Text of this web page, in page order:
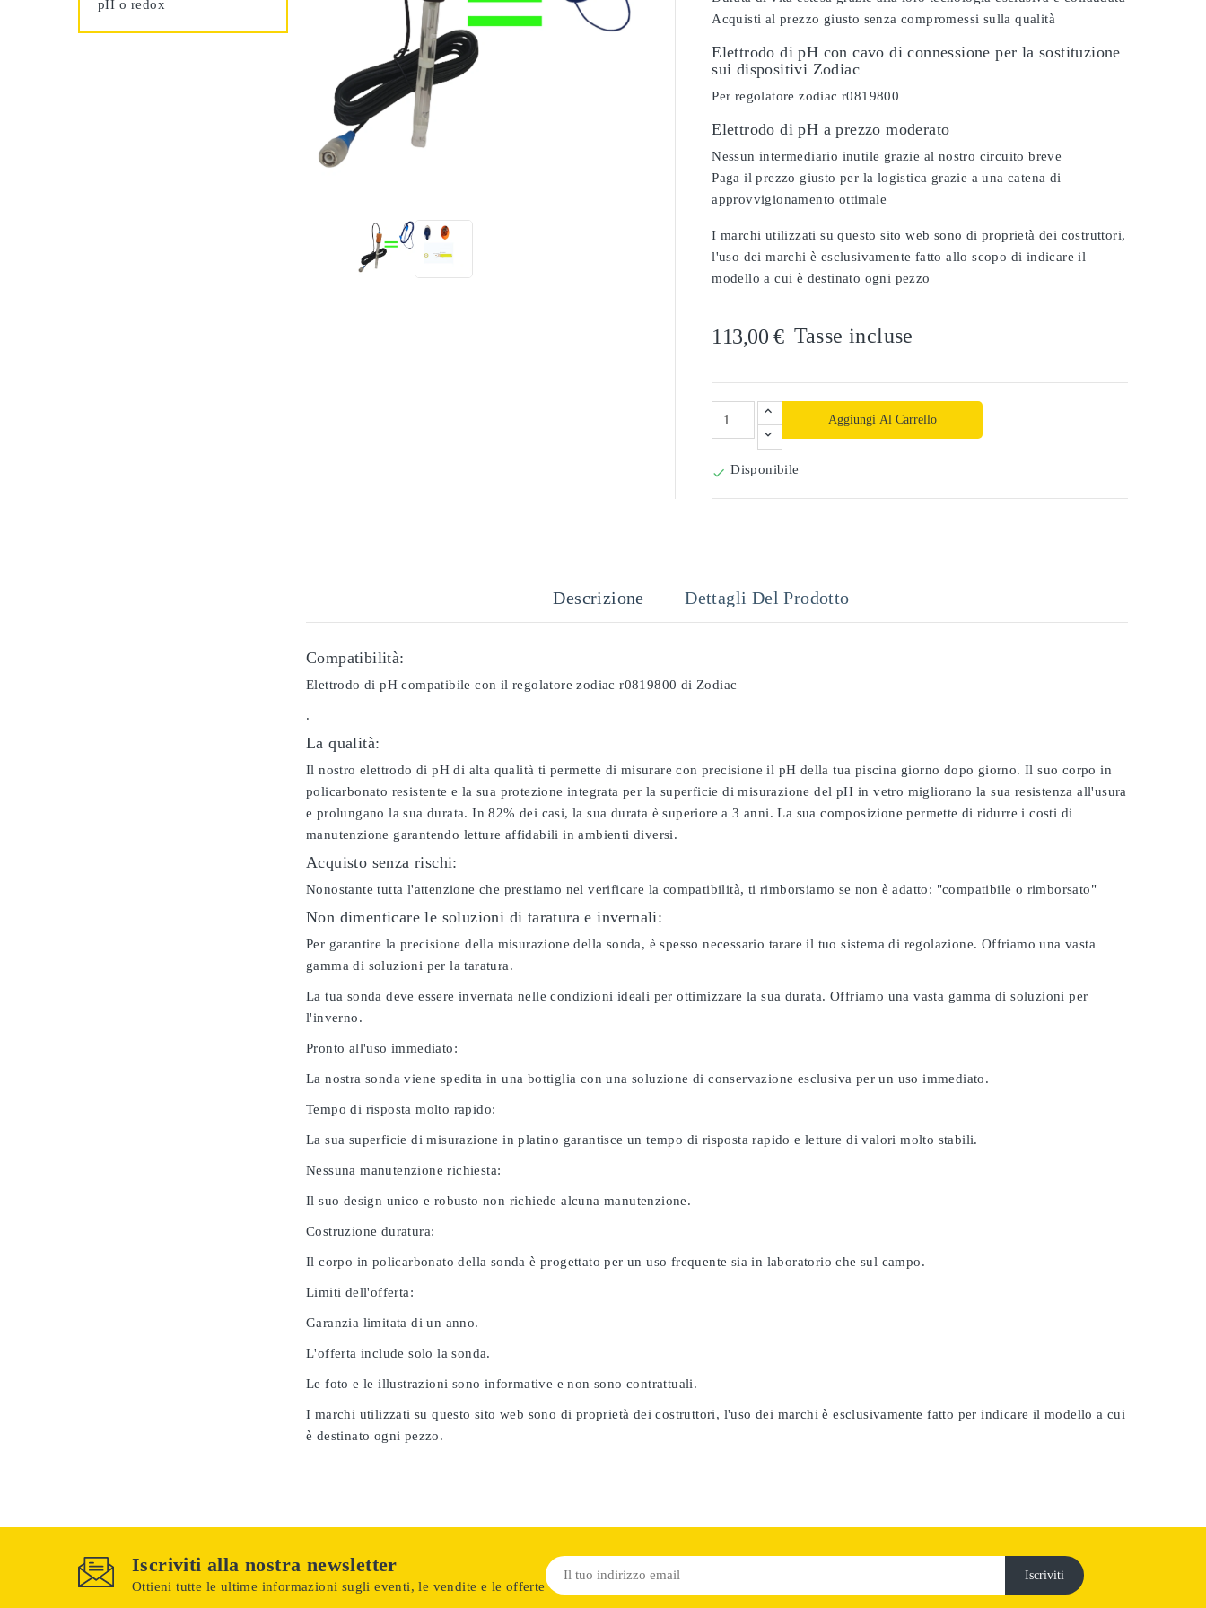
pH o redox
Acquisti al prezzo giusto senza compromessi sulla qualità
Elettrodo di pH con cavo di connessione per la sostituzione
sui dispositivi Zodiac
Per regolatore zodiac r0819800
Elettrodo di pH a prezzo moderato
Nessun intermediario inutile grazie al nostro circuito breve
Paga il prezzo giusto per la logistica grazie a una catena di
approvvigionamento ottimale
I marchi utilizzati su questo sito web sono di proprietà dei costruttori,
l'uso dei marchi è esclusivamente fatto allo scopo di indicare il
modello a cui è destinato ogni pezzo
113,00 € Tasse incluse
Aggiungi Al Carrello
 Disponibile
Descrizione Dettagli Del Prodotto
Compatibilità:
Elettrodo di pH compatibile con il regolatore zodiac r0819800 di Zodiac
.
La qualità:
Il nostro elettrodo di pH di alta qualità ti permette di misurare con precisione il pH della tua piscina giorno dopo giorno. Il suo corpo in
policarbonato resistente e la sua protezione integrata per la superficie di misurazione del pH in vetro migliorano la sua resistenza all'usura
e prolungano la sua durata. In 82% dei casi, la sua durata è superiore a 3 anni. La sua composizione permette di ridurre i costi di
manutenzione garantendo letture affidabili in ambienti diversi.
Acquisto senza rischi:
Nonostante tutta l'attenzione che prestiamo nel verificare la compatibilità, ti rimborsiamo se non è adatto: "compatibile o rimborsato"
Non dimenticare le soluzioni di taratura e invernali:
Per garantire la precisione della misurazione della sonda, è spesso necessario tarare il tuo sistema di regolazione. Offriamo una vasta
gamma di soluzioni per la taratura.
La tua sonda deve essere invernata nelle condizioni ideali per ottimizzare la sua durata. Offriamo una vasta gamma di soluzioni per
l'inverno.
Pronto all'uso immediato:
La nostra sonda viene spedita in una bottiglia con una soluzione di conservazione esclusiva per un uso immediato.
Tempo di risposta molto rapido:
La sua superficie di misurazione in platino garantisce un tempo di risposta rapido e letture di valori molto stabili.
Nessuna manutenzione richiesta:
Il suo design unico e robusto non richiede alcuna manutenzione.
Costruzione duratura:
Il corpo in policarbonato della sonda è progettato per un uso frequente sia in laboratorio che sul campo.
Limiti dell'offerta:
Garanzia limitata di un anno.
L'offerta include solo la sonda.
Le foto e le illustrazioni sono informative e non sono contrattuali.
I marchi utilizzati su questo sito web sono di proprietà dei costruttori, l'uso dei marchi è esclusivamente fatto per indicare il modello a cui
è destinato ogni pezzo.
Iscriviti alla nostra newsletter
Ottieni tutte le ultime informazioni sugli eventi, le vendite e le offerte